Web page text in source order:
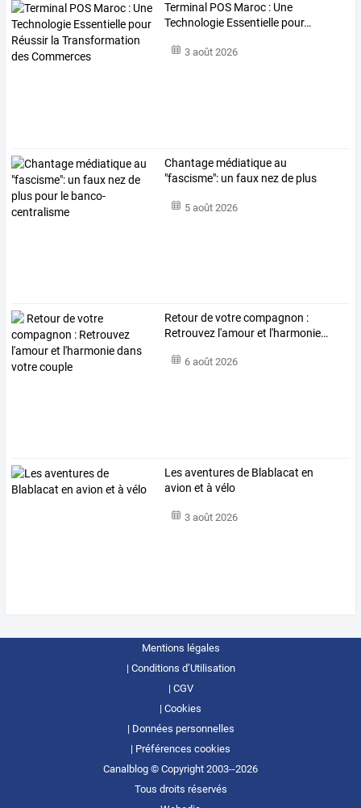
Terminal POS Maroc : Une
Technologie Essentielle pour…
3 août 2026
Chantage médiatiqueau
"fascisme": un faux nezde plus
5 août 2026
Retourdevotrecompagnon :
Retrouvez l'amouret l'harmonie…
6 août 2026
Les aventures de Blablacat en
avion et à vélo
3 août 2026
Mentions légales
Conditions d’Utilisation
CGV
Cookies
Données personnelles
Préférences cookies
Canalblog © Copyright 2003--2026
Tous droits réservés